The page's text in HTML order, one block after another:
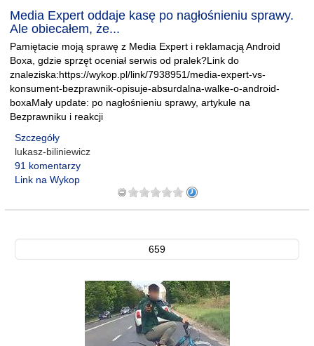
Media Expert oddaje kasę po nagłośnieniu sprawy.
Ale obiecałem, że...
Pamiętacie moją sprawę z Media Expert i reklamacją Android
Boxa, gdzie sprzęt oceniał serwis od pralek?Link do
znaleziska:https://wykop.pl/link/7938951/media-expert-vs-
konsument-bezprawnik-opisuje-absurdalna-walke-o-android-
boxaMały update: po nagłośnieniu sprawy, artykule na
Bezprawniku i reakcji
Szczegóły
lukasz-biliniewicz
91 komentarzy
Link na Wykop
659